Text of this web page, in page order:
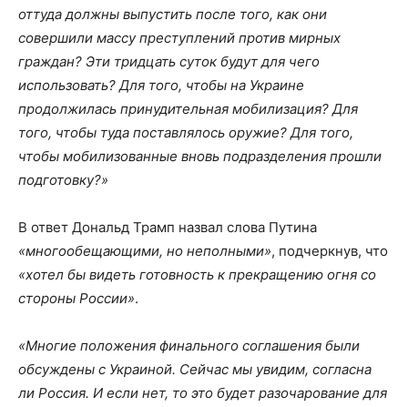
оттуда должны выпустить после того, как они
совершили массу преступлений против мирных
граждан? Эти тридцать суток будут для чего
использовать? Для того, чтобы на Украине
продолжилась принудительная мобилизация? Для
того, чтобы туда поставлялось оружие? Для того,
чтобы мобилизованные вновь подразделения прошли
подготовку?»
В ответ Дональд Трамп назвал слова Путина
«многообещающими, но неполными», подчеркнув, что
«хотел бы видеть готовность к прекращению огня со
стороны России».
«Многие положения финального соглашения были
обсуждены с Украиной. Сейчас мы увидим, согласна
ли Россия. И если нет, то это будет разочарование для